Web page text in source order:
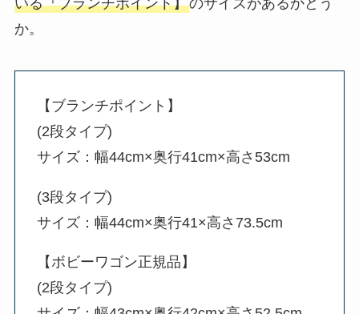
か。
【ブランチポイント】
(2段タイプ)
サイズ：幅44cm×奥行41cm×高さ53cm
(3段タイプ)
サイズ：幅44cm×奥行41×高さ73.5cm
【ボビーワゴン正規品】
(2段タイプ)